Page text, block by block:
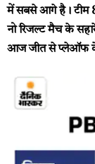
में सबसे आगे है। टीम
नो रिजल्ट मैच के
आज जीत से प्लेऑफ के